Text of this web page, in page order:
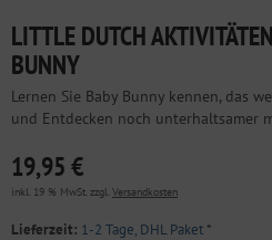
LITTLE DUTCH
BUNNY
Lernen Sie Baby Bunny kennen, das
und Entdecken noch unterhaltsamer
19,95 €
inkl. 19 % MwSt. zzgl. Versandkosten
Lieferzeit: 1-2 Tage, DHL Paket*